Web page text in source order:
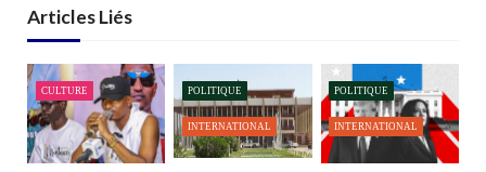
Articles Liés
CULTURE POLITIQUE
INTERNATIONAL
POLITIQUE
INTERNATIONAL